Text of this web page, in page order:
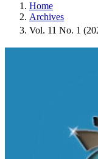
Home
Archives
Vol. 11 No. 1